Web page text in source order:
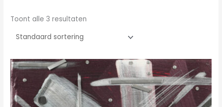
Toont alle 3 resultaten